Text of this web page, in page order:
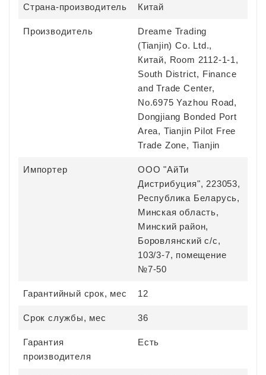
Страна-производитель Китай
Производитель
Dreame Trading
(Tianjin) Co. Ltd.,
Китай, Room 2112-1-1,
South District, Finance
and Trade Center,
No.6975 Yazhou Road,
Dongjiang Bonded Port
Area, Tianjin Pilot Free
Trade Zone, Tianjin
Импортер
ООО "АйТи
Дистрибуция", 223053,
Республика Беларусь,
Минская область,
Минский район,
Боровлянский с/с,
103/3-7, помещение
№7-50
Гарантийный срок, мес 12
Срок службы, мес 36
Гарантия
производителя
Есть